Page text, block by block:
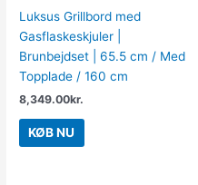
Luksus Grillbord med
Gasflaskeskjuler |
Brunbejdset | 65.5 cm / Med
Topplade / 160 cm
8,349.00kr.
KØB NU